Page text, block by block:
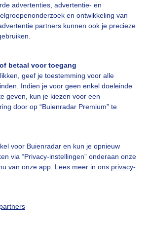
advertenties, advertentie- en
en ontwikkeling van
partners kunnen ook je precieze
betaal voor toegang
geef je toestemming voor alle
Indien je voor geen enkel doeleinde
geven, kun je kiezen voor een
door op “Buienradar Premium” te
voor Buienradar en kun je opnieuw
via “Privacy-instellingen” onderaan onze
van onze app. Lees meer in ons privacy-